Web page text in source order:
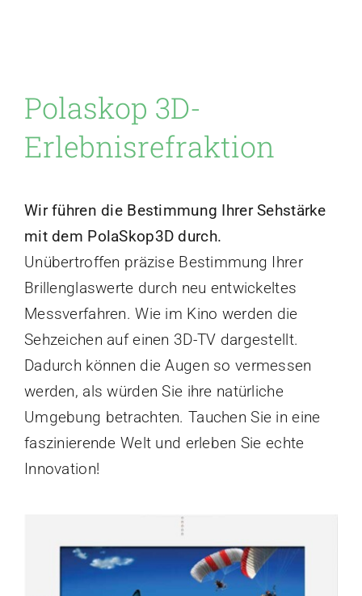
Kontakt
Polaskop 3D-
Erlebnisrefraktion
Wir führen die Bestimmung Ihrer Sehstärke
mit dem PolaSkop3D durch.
Unübertroffen präzise Bestimmung Ihrer
Brillenglaswerte durch neu entwickeltes
Messverfahren. Wie im Kino werden die
Sehzeichen auf einen 3D-TV dargestellt.
Dadurch können die Augen so vermessen
werden, als würden Sie ihre natürliche
Umgebung betrachten. Tauchen Sie in eine
faszinierende Welt und erleben Sie echte
Innovation!